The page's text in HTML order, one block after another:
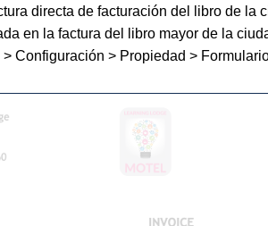
directa de facturación del libro de la
en la factura del libro mayor de la
> Configuración > Propiedad >